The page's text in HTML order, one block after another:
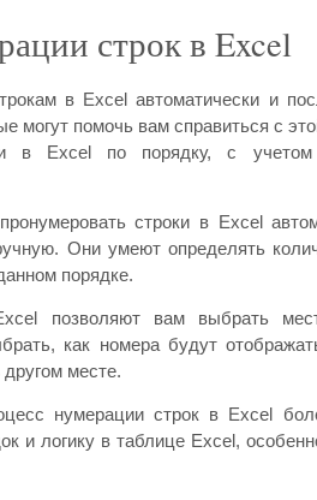
строк в Excel
в Excel автоматически и
могут помочь вам справиться с
в Excel по порядку, с
строки в Excel
Они умеют определять
порядке.
позволяют вам выбрать
как номера будут
месте.
нумерации строк в Excel
и логику в таблице Excel,